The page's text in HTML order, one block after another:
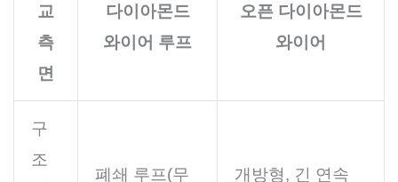
교
측
면
다이아몬드
와이어 루프
오픈 다이아몬드
와이어
구
조
폐쇄 루프(무
개방형, 긴 연속